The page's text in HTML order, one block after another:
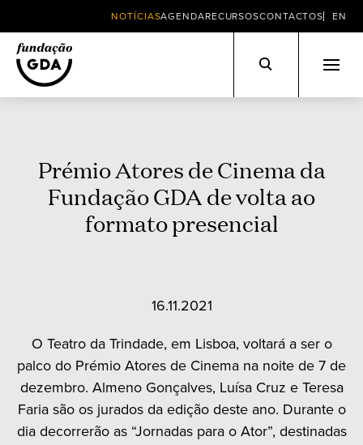
NOTÍCIASAGENDARECURSOSCONTACTOS EN
Prémio Atores de Cinema da
Fundação GDA de volta ao
formato presencial
16.11.2021
O Teatro da Trindade, em Lisboa, voltará a ser o
palco do Prémio Atores de Cinema na noite de 7 de
dezembro. Almeno Gonçalves, Luísa Cruz e Teresa
Faria são os jurados da edição deste ano. Durante o
dia decorrerão as “Jornadas para o Ator”, destinadas